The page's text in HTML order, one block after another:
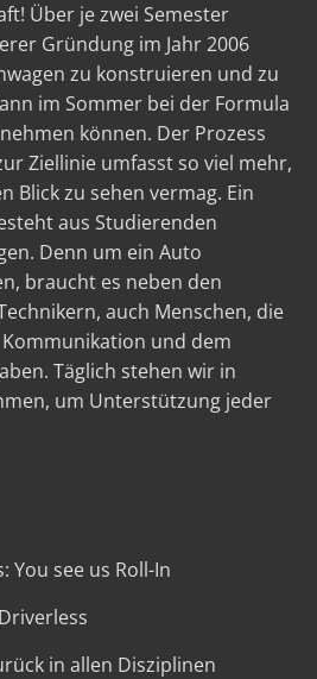
Über je zwei Semester
Gründung im Jahr 2006
zu konstruieren und zu
im Sommer bei der Formula
können. Der Prozess
Ziellinie umfasst so viel mehr,
Blick zu sehen vermag. Ein
aus Studierenden
Denn um ein Auto
braucht es neben den
auch Menschen, die
und dem
Täglich stehen wir in
um Unterstützung jeder
You see us Roll-In
in allen Disziplinen